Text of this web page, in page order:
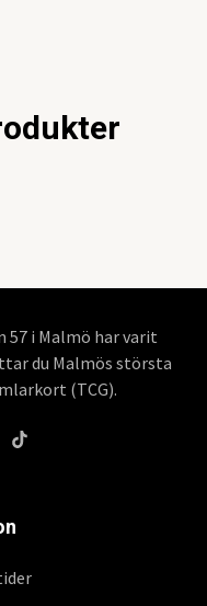
57 i Malmö har varit
du Malmös största
(TCG).